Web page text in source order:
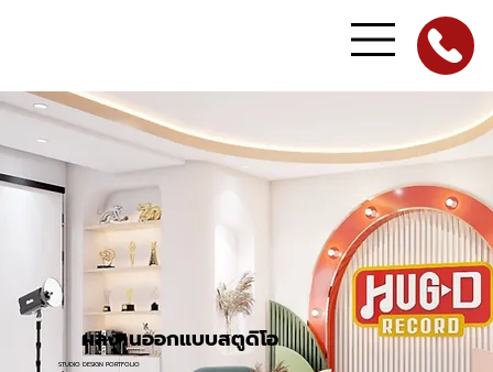
ผลงานออกแบบสตูดิโอ
STUDIO DESIGN PORTFOLIO